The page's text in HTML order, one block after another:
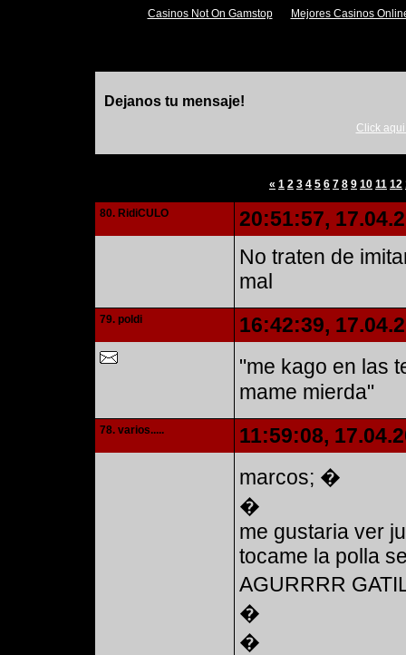
Casinos Not On Gamstop Mejores Casinos
Dejanos tu mensaje!
Click
« 1 2 3 4 5 6 7 8 9 10 11 12
80. RidiCULO
20:51:57,
No traten de
mal
79. poldi
16:42:39,
"me kago en las
mame mierda"
78. varios.....
11:59:08,
marcos; �
�
me gustaria ver
tocame la polla
AGURRRR
�
�